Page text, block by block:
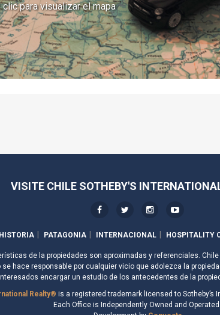
clic para visualizar el mapa
VISITE CHILE SOTHEBY'S
PATAGONIA INTERNACIONAL HOSPITALITY
de la propiedades son aproximadas y referenciales.
hace responsable por cualquier vicio que adolezca la
encargar un estudio de los antecedentes de la
Realty® is a registered trademark licensed to Sotheby’s
Each Office is Independently Owned and Operated.